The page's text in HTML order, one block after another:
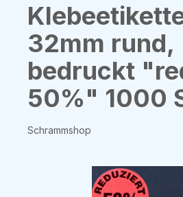
32mm rund,
bedruckt
50%" 1000
Schrammshop
Bildergalerie überspringen